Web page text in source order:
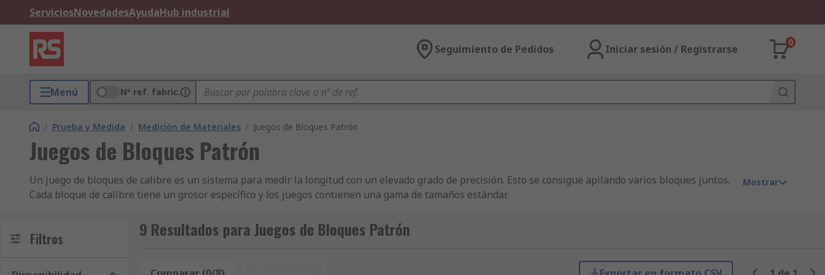
ServiciosNovedadesAyudaHub industrial
Seguimiento de Pedidos Iniciar sesión / Registrarse
0
Menú Nº ref. fabric.
/ Prueba y Medida / Medición de Materiales / Juegos de Bloques Patrón
Juegos de Bloques Patrón
Un juego de bloques de calibre es un sistema para medir la longitud con un elevado grado de precisión. Esto se consigue apilando varios bloques juntos.
Cada bloque de calibre tiene un grosor específico y los juegos contienen una gama de tamaños estándar.
Deslice dos bloques contra otro para combinar bloques de calibre y crear una variedad de tamaños más amplia. Este proceso se denomina torsión y junta
las superficies muy planas de los bloques de calibre.
Mostrar
Filtros 9 Resultados para Juegos de Bloques Patrón